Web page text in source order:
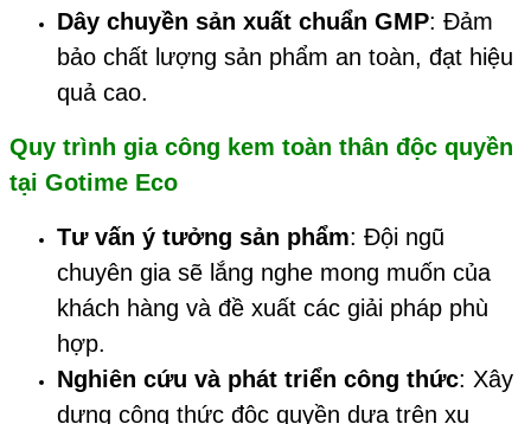
Dây chuyền sản xuất chuẩn GMP: Đảm
bảo chất lượng sản phẩm an toàn, đạt hiệu
quả cao.
Quy trình gia công kem toàn thân độc quyền
tại Gotime Eco
Tư vấn ý tưởng sản phẩm: Đội ngũ
chuyên gia sẽ lắng nghe mong muốn của
khách hàng và đề xuất các giải pháp phù
hợp.
Nghiên cứu và phát triển công thức: Xây
dựng công thức độc quyền dựa trên xu